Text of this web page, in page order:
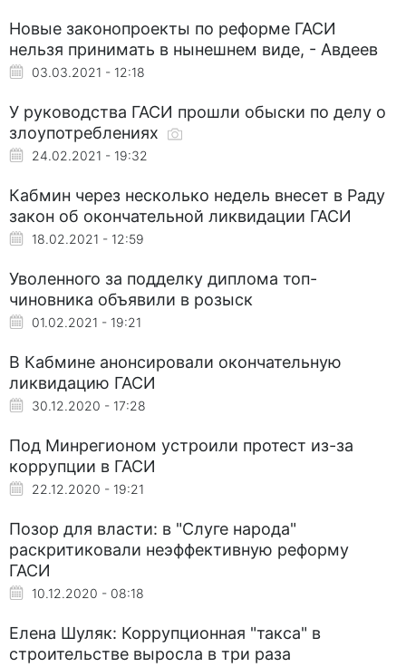
Новые законопроекты по реформе ГАСИ
нельзя принимать в нынешнем виде, - Авдеев
03.03.2021 - 12:18
У руководства ГАСИ прошли обыски по делу о
злоупотреблениях
24.02.2021 - 19:32
Кабмин через несколько недель внесет в Раду
закон об окончательной ликвидации ГАСИ
18.02.2021 - 12:59
Уволенного за подделку диплома топ-
чиновника объявили в розыск
01.02.2021 - 19:21
В Кабмине анонсировали окончательную
ликвидацию ГАСИ
30.12.2020 - 17:28
Под Минрегионом устроили протест из-за
коррупции в ГАСИ
22.12.2020 - 19:21
Позор для власти: в "Слуге народа"
раскритиковали неэффективную реформу
ГАСИ
10.12.2020 - 08:18
Елена Шуляк: Коррупционная "такса" в
строительстве выросла в три раза